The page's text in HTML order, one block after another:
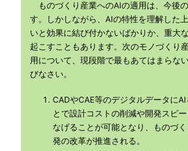
ものづくり産業へのAIの適用は、今後
す。しかしながら、AIの特性を理解した
いと効果に結び付かないばかりか、重大
起こすこともあります。次のモノづくり
用について、現段階で最もあてはまらな
びなさい。
CADやCAE等のデジタルデータにAI
とで設計コストの削減や開発スピ
なげることが可能となり、ものづ
発の改革が推進される。